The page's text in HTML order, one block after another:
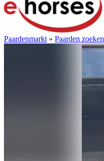
Paardenmarkt » Paarden zoeken